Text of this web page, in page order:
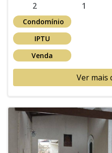
2 1
Condomínio
IPTU
Venda
Ver mais